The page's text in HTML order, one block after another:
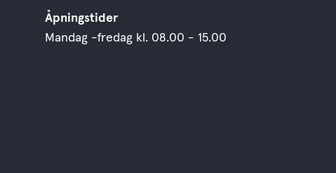
Åpningstider
Mandag -fredag kl. 08.00 - 15.00